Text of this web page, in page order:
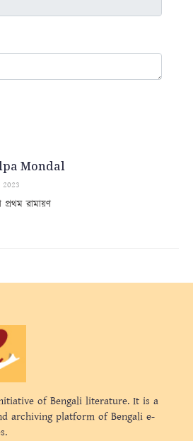
Mondal
রামায়ণ
of Bengali literature. It is a
archiving platform of Bengali e-